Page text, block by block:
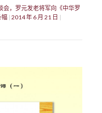
，罗元发老将军向《中华罗
幅 2014 年 6 月 21 日